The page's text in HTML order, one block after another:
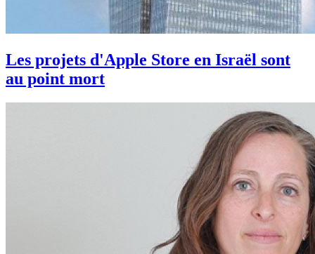
Les projets d'Apple Store en Israël sont
au point mort